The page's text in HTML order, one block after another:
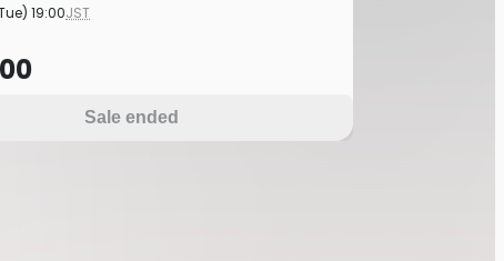
19:00JST
Sale ended